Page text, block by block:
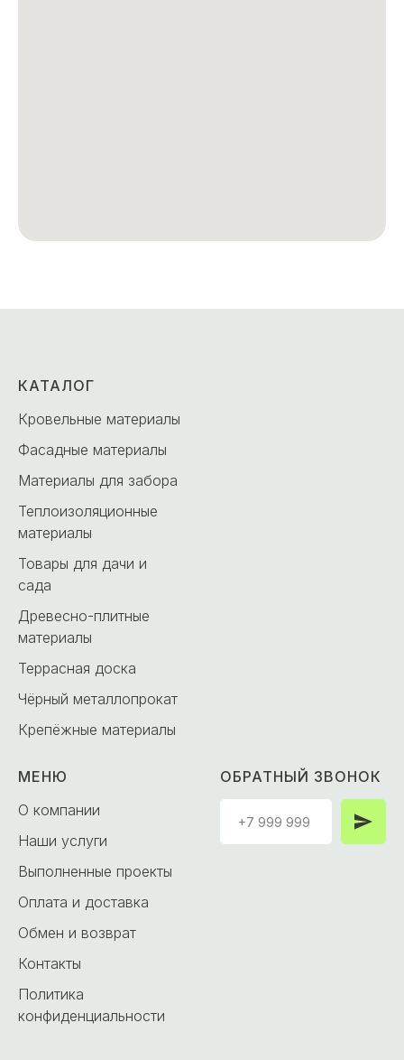
КАТАЛОГ
Кровельные материалы
Фасадные материалы
Материалы для забора
Теплоизоляционные
материалы
Товары для дачи и
сада
Древесно-плитные
материалы
Террасная доска
Чёрный металлопрокат
Крепёжные материалы
МЕНЮ
О компании
Наши услуги
Выполненные проекты
Оплата и доставка
Обмен и возврат
Контакты
Политика
конфиденциальности
ОБРАТНЫЙ ЗВОНОК